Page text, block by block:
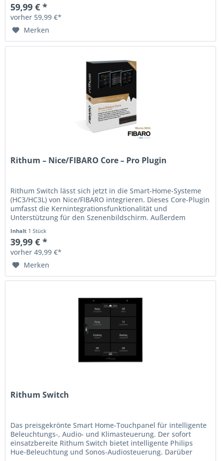
59,99 € *
vorher 59,99 €*
Merken
Rithum – Nice/FIBARO Core – Pro Plugin
Rithum Switch lässt sich jetzt in die Smart-Home-Systeme
(HC3/HC3L) von Nice/FIBARO integrieren. Dieses Core-Plugin
umfasst die Kernintegrationsfunktionalität und
Unterstützung für den Szenenbildschirm. Außerdem
Inhalt 1 Stück
39,99 € *
vorher 49,99 €*
Merken
Rithum Switch
Das preisgekrönte Smart Home-Touchpanel für intelligente
Beleuchtungs-, Audio- und Klimasteuerung. Der sofort
einsatzbereite Rithum Switch bietet intelligente Philips
Hue-Beleuchtung und Sonos-Audiosteuerung. Darüber